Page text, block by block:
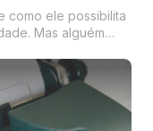
como ele possibilita
Mas alguém
maneira rápida e